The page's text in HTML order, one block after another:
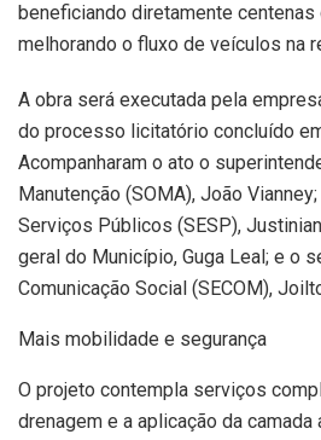
beneficiando diretamente
melhorando o fluxo de veículos na
A obra será executada pela
do processo licitatório concluído
Acompanharam o ato o
Manutenção (SOMA), João
Serviços Públicos (SESP),
geral do Município, Guga Leal; e o
Comunicação Social (SECOM),
Mais mobilidade e segurança
O projeto contempla serviços
drenagem e a aplicação da